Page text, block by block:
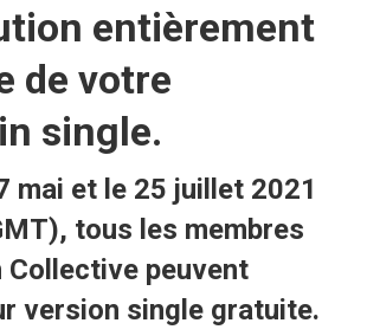
entièrement
de votre
single.
mai et le 25 juillet 2021
tous les membres
Collective peuvent
version single gratuite.